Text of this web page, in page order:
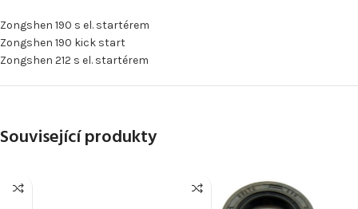
Zongshen 190 s el. startérem
Zongshen 190 kick start
Zongshen 212 s el. startérem
Související produkty